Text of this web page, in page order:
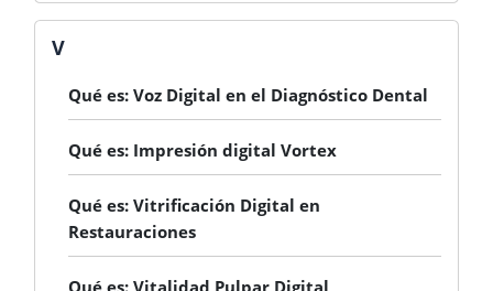
V
Qué es: Voz Digital en el Diagnóstico Dental
Qué es: Impresión digital Vortex
Qué es: Vitrificación Digital en
Restauraciones